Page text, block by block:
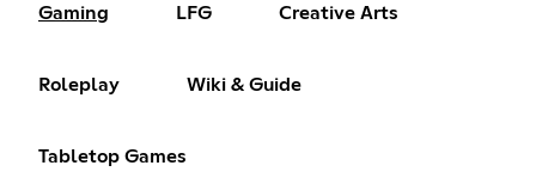
Gaming LFG Creative Arts
Roleplay Wiki & Guide
Tabletop Games